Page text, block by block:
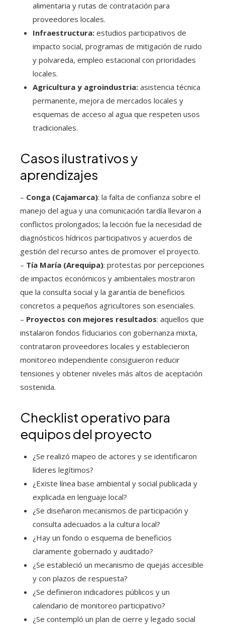
alimentaria y rutas de contratación para
proveedores locales.
Infraestructura: estudios participativos de
impacto social, programas de mitigación de ruido
y polvareda, empleo estacional con prioridades
locales.
Agricultura y agroindustria: asistencia técnica
permanente, mejora de mercados locales y
esquemas de acceso al agua que respeten usos
tradicionales.
Casos ilustrativos y
aprendizajes
– Conga (Cajamarca): la falta de confianza sobre el
manejo del agua y una comunicación tardía llevaron a
conflictos prolongados; la lección fue la necesidad de
diagnósticos hídricos participativos y acuerdos de
gestión del recurso antes de promover el proyecto.
– Tía María (Arequipa): protestas por percepciones
de impactos económicos y ambientales mostraron
que la consulta social y la garantía de beneficios
concretos a pequeños agricultores son esenciales.
– Proyectos con mejores resultados: aquellos que
instalaron fondos fiduciarios con gobernanza mixta,
contrataron proveedores locales y establecieron
monitoreo independiente consiguieron reducir
tensiones y obtener niveles más altos de aceptación
sostenida.
Checklist operativo para
equipos del proyecto
¿Se realizó mapeo de actores y se identificaron
líderes legítimos?
¿Existe línea base ambiental y social publicada y
explicada en lenguaje local?
¿Se diseñaron mecanismos de participación y
consulta adecuados a la cultura local?
¿Hay un fondo o esquema de beneficios
claramente gobernado y auditado?
¿Se estableció un mecanismo de quejas accesible
y con plazos de respuesta?
¿Se definieron indicadores públicos y un
calendario de monitoreo participativo?
¿Se contempló un plan de cierre y legado social